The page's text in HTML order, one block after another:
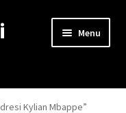
Menu
Kylian Mbappe”